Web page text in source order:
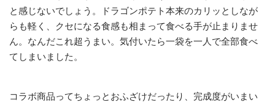
と感じないでしょう。ドラゴンポテト本来のカリッとしなが
らも軽く、クセになる食感も相まって食べる手が止まりませ
ん。なんだこれ超うまい。気付いたら一袋を一人で全部食べ
てしまいました。
コラボ商品ってちょっとおふざけだったり、完成度がいまい